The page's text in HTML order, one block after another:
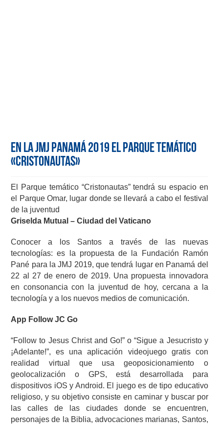
En la JMJ Panamá 2019 el parque temático
«Cristonautas»
El Parque temático “Cristonautas” tendrá su espacio en
el Parque Omar, lugar donde se llevará a cabo el festival
de la juventud
Griselda Mutual – Ciudad del Vaticano
Conocer a los Santos a través de las nuevas
tecnologías: es la propuesta de la Fundación Ramón
Pané para la JMJ 2019, que tendrá lugar en Panamá del
22 al 27 de enero de 2019. Una propuesta innovadora
en consonancia con la juventud de hoy, cercana a la
tecnología y a los nuevos medios de comunicación.
App Follow JC Go
“Follow to Jesus Christ and Go!” o “Sigue a Jesucristo y
¡Adelante!”, es una aplicación videojuego gratis con
realidad virtual que usa geoposicionamiento o
geolocalización o GPS, está desarrollada para
dispositivos iOS y Android. El juego es de tipo educativo
religioso, y su objetivo consiste en caminar y buscar por
las calles de las ciudades donde se encuentren,
personajes de la Biblia, advocaciones marianas, Santos,